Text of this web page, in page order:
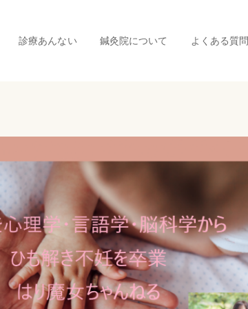
診療あんない 鍼灸院について よくある質問